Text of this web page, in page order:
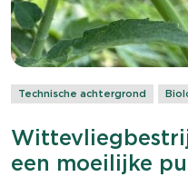
Technische achtergrond
een moeilijke